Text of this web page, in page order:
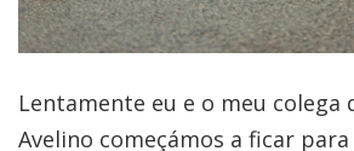
Lentamente eu e o meu colega
Avelino começámos a ficar